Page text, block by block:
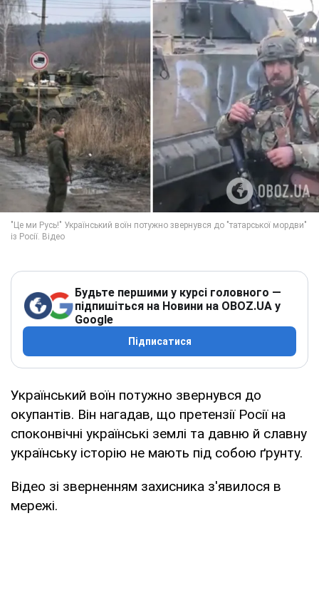
Будьте першими у курсі головного —
підпишіться на Новини на OBOZ.UA у
Google
Підписатися
Український воїн потужно звернувся до
окупантів. Він нагадав, що претензії Росії на
споконвічні українські землі та давню й славну
українську історію не мають під собою ґрунту.
Відео зі зверненням захисника з'явилося в
мережі.